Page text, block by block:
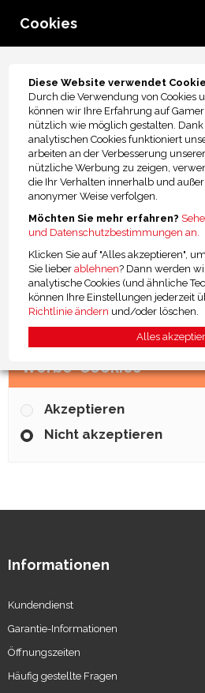
Cookies
Diese Website verwendet
Durch die Verwendung von Cookies
können wir Ihre Erfahrung auf
nützlich wie möglich gestalten.
analytischen Cookies funktioniert
arbeiten an der Verbesserung
nützliche Werbung zu zeigen,
die Ihr Verhalten innerhalb und
anonymer Weise verfolgen.
Möchten Sie mehr erfahren?
und Datenschutzbestimmungen an.
Klicken Sie auf "Alles akzeptieren",
Sie lieber ablehnen? Dann werden
analytische Cookies (und ähnliche
können Ihre Einstellungen jederzeit
Richtlinie ändern und/oder löschen.
Alles
Akzeptieren
Nicht akzeptieren
Leistungs-Cookies
Akzeptieren
Nicht akzeptieren
Werbe-Cookies
Akzeptieren
Nicht akzeptieren
Informationen
Kundendienst
Garantie-Informationen
Öffnungszeiten
Häufig gestellte Fragen